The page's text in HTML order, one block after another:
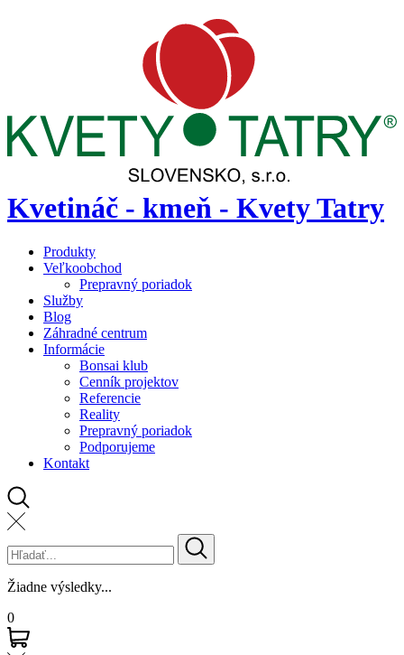
Kvetináč - kmeň - Kvety Tatry
Produkty
Veľkoobchod
Prepravný poriadok
Služby
Blog
Záhradné centrum
Informácie
Bonsai klub
Cenník projektov
Referencie
Reality
Prepravný poriadok
Podporujeme
Kontakt
Žiadne výsledky...
0